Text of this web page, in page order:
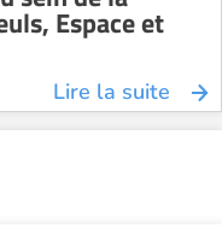
Espace et
Lire la suite